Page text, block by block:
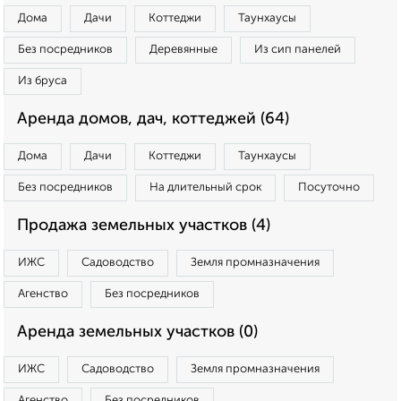
Дома Дачи Коттеджи Таунхаусы
Без посредников Деревянные Из сип панелей
Из бруса
Аренда домов, дач, коттеджей (64)
Дома Дачи Коттеджи Таунхаусы
Без посредников На длительный срок Посуточно
Продажа земельных участков (4)
ИЖС Садоводство Земля промназначения
Агенство Без посредников
Аренда земельных участков (0)
ИЖС Садоводство Земля промназначения